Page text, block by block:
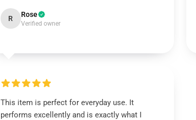
R Rose
Verified owner
This item is perfect for everyday use. It
performs excellently and is exactly what I